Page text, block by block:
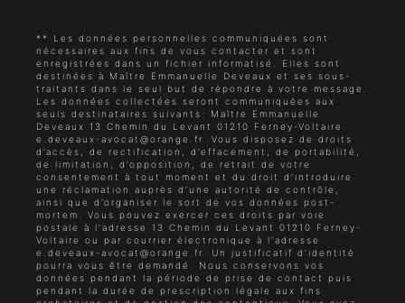
** Les données personnelles communiquées sont
nécessaires aux fins de vous contacter et sont
enregistrées dans un fichier informatisé. Elles sont
destinées à Maître Emmanuelle Deveaux et ses sous-
traitants dans le seul but de répondre à votre message.
Les données collectées seront communiquées aux
seuls destinataires suivants: Maître Emmanuelle
Deveaux 13 Chemin du Levant 01210 Ferney-Voltaire
e.deveaux-avocat@orange.fr. Vous disposez de droits
d’accès, de rectification, d’effacement, de portabilité,
de limitation, d’opposition, de retrait de votre
consentement à tout moment et du droit d’introduire
une réclamation auprès d’une autorité de contrôle,
ainsi que d’organiser le sort de vos données post-
mortem. Vous pouvez exercer ces droits par voie
postale à l'adresse 13 Chemin du Levant 01210 Ferney-
Voltaire ou par courrier électronique à l'adresse
e.deveaux-avocat@orange.fr. Un justificatif d'identité
pourra vous être demandé. Nous conservons vos
données pendant la période de prise de contact puis
pendant la durée de prescription légale aux fins